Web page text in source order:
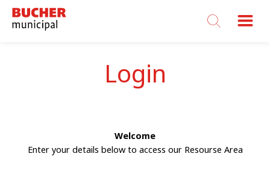
Bucher
Municipal
Login
Welcome
Enter your details below to access our Resourse Area